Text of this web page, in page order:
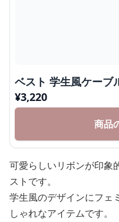
ベスト 学生風ケーブ
¥3,220
商品
可愛らしいリボンが印象
ストです。
学生風のデザインにフェ
しゃれなアイテムです。